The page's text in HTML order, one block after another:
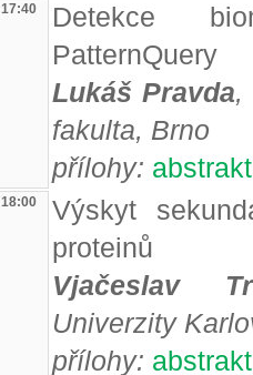
17:40
Detekce
PatternQuery
Lukáš Pravda,
fakulta, Brno
přílohy: abstrakt
18:00
Výskyt
proteinů
Vjačeslav
Univerzity
přílohy: abstrakt